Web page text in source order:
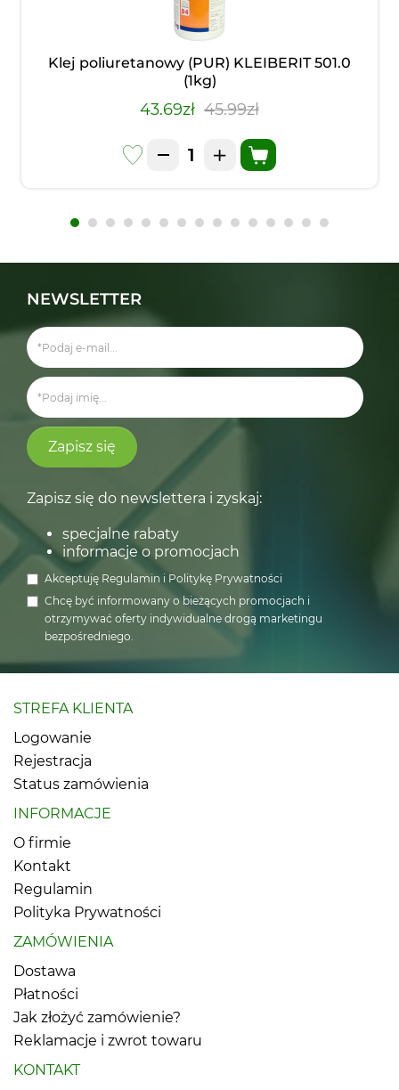
Klej poliuretanowy (PUR) KLEIBERIT 501.0
(1kg)
43.69zł 45.99zł
NEWSLETTER
Zapisz się
Zapisz się do newslettera i zyskaj:
specjalne rabaty
informacje o promocjach
Akceptuję Regulamin i Politykę Prywatności
Chcę być informowany o bieżących promocjach i
otrzymywać oferty indywidualne drogą marketingu
bezpośredniego.
STREFA KLIENTA
Logowanie
Rejestracja
Status zamówienia
INFORMACJE
O firmie
Kontakt
Regulamin
Polityka Prywatności
ZAMÓWIENIA
Dostawa
Płatności
Jak złożyć zamówienie?
Reklamacje i zwrot towaru
KONTAKT